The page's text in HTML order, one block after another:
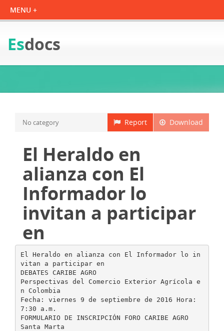
Esdocs
Download
Report
No category
El Heraldo en
alianza con El
Informador lo
invitan a participar
en
El Heraldo en alianza con El Informador lo in
vitan a participar en
DEBATES CARIBE AGRO
Perspectivas del Comercio Exterior Agrícola e
n Colombia
Fecha: viernes 9 de septiembre de 2016 Hora:
7:30 a.m.
FORMULARIO DE INSCRIPCIÓN FORO CARIBE AGRO
Santa Marta